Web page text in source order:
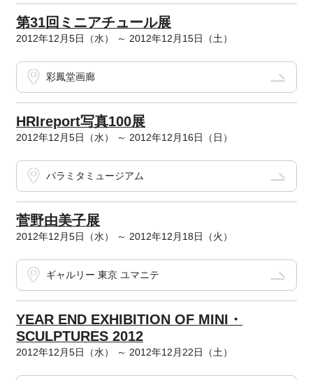
第31回ミニアチュール展
2012年12月5日（水） ～ 2012年12月15日（土）
彩鳳堂画廊
HRIreport写真100展
2012年12月5日（水） ～ 2012年12月16日（日）
パラミタミュージアム
菅野由美子展
2012年12月5日（水） ～ 2012年12月18日（火）
ギャルリー 東京 ユマニテ
YEAR END EXHIBITION OF MINI・
SCULPTURES 2012
2012年12月5日（水） ～ 2012年12月22日（土）